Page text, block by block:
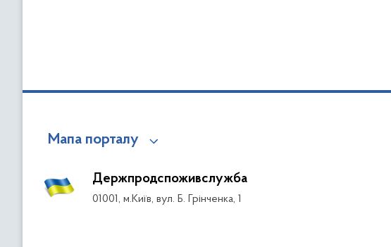
Мапа порталу
Держпродспоживслужба
01001, м.Київ, вул. Б. Грінченка, 1